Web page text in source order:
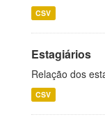
CSV
Estagiários
Relação dos
CSV